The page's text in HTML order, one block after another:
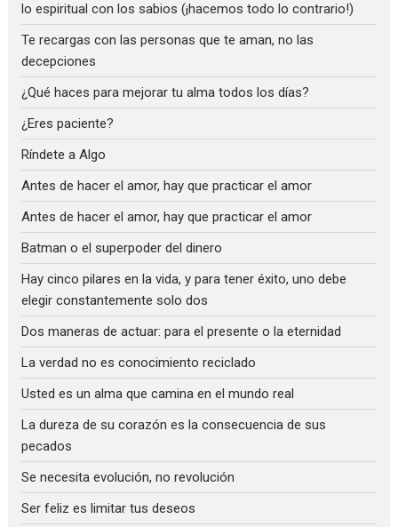
lo espiritual con los sabios (¡hacemos todo lo contrario!)
Te recargas con las personas que te aman, no las
decepciones
¿Qué haces para mejorar tu alma todos los días?
¿Eres paciente?
Ríndete a Algo
Antes de hacer el amor, hay que practicar el amor
Antes de hacer el amor, hay que practicar el amor
Batman o el superpoder del dinero
Hay cinco pilares en la vida, y para tener éxito, uno debe
elegir constantemente solo dos
Dos maneras de actuar: para el presente o la eternidad
La verdad no es conocimiento reciclado
Usted es un alma que camina en el mundo real
La dureza de su corazón es la consecuencia de sus
pecados
Se necesita evolución, no revolución
Ser feliz es limitar tus deseos